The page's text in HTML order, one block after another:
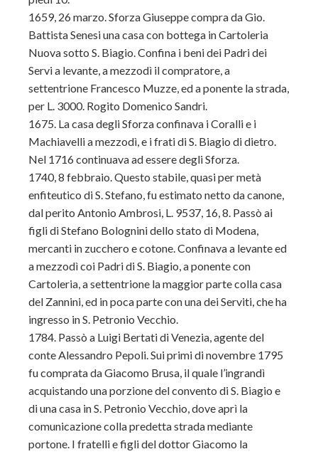
1659, 26 marzo. Sforza Giuseppe compra da Gio.
Battista Senesi una casa con bottega in Cartoleria
Nuova sotto S. Biagio. Confina i beni dei Padri dei
Servi a levante, a mezzodì il compratore, a
settentrione Francesco Muzze, ed a ponente la strada,
per L. 3000. Rogito Domenico Sandri.
1675. La casa degli Sforza confinava i Coralli e i
Machiavelli a mezzodì, e i frati di S. Biagio di dietro.
Nel 1716 continuava ad essere degli Sforza.
1740, 8 febbraio. Questo stabile, quasi per metà
enfiteutico di S. Stefano, fu estimato netto da canone,
dal perito Antonio Ambrosi, L. 9537, 16, 8. Passò ai
figli di Stefano Bolognini dello stato di Modena,
mercanti in zucchero e cotone. Confinava a levante ed
a mezzodì coi Padri di S. Biagio, a ponente con
Cartoleria, a settentrione la maggior parte colla casa
del Zannini, ed in poca parte con una dei Serviti, che ha
ingresso in S. Petronio Vecchio.
1784. Passò a Luigi Bertati di Venezia, agente del
conte Alessandro Pepoli. Sui primi di novembre 1795
fu comprata da Giacomo Brusa, il quale l’ingrandì
acquistando una porzione del convento di S. Biagio e
di una casa in S. Petronio Vecchio, dove aprì la
comunicazione colla predetta strada mediante
portone. I fratelli e figli del dottor Giacomo la